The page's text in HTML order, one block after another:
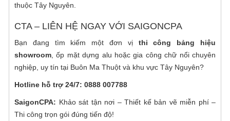
thuộc Tây Nguyên.
CTA – LIÊN HỆ NGAY VỚI SAIGONCPA
Bạn đang tìm kiếm một đơn vị thi công bảng hiệu
showroom , ốp mặt dựng alu hoặc gia công chữ nổi chuyên
nghiệp, uy tín tại Buôn Ma Thuột và khu vực Tây Nguyên?
Hotline hỗ trợ 24/7: 0888 007788
SaigonCPA: Khảo sát tận nơi – Thiết kế bản vẽ miễn phí –
Thi công trọn gói đúng tiến độ!